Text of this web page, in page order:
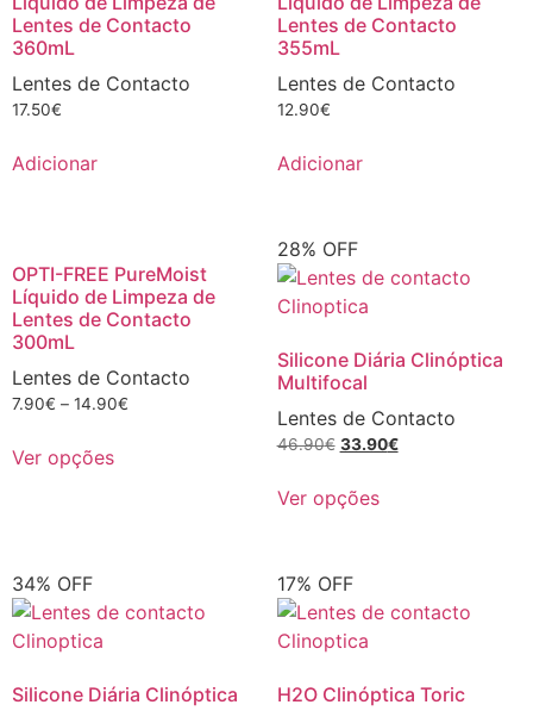
Lentes de Contacto
360mL
Lentes de Contacto
17.50€
Adicionar
Lentes de Contacto
355mL
Lentes de Contacto
12.90€
Adicionar
OPTI-FREE PureMoist
Líquido de Limpeza de
Lentes de Contacto
300mL
Lentes de Contacto
7.90€ – 14.90€
Ver opções
28% OFF
Silicone Diária Clinóptica
Multifocal
Lentes de Contacto
46.90€ 33.90€
Ver opções
34% OFF
Silicone Diária Clinóptica
17% OFF
H2O Clinóptica Toric